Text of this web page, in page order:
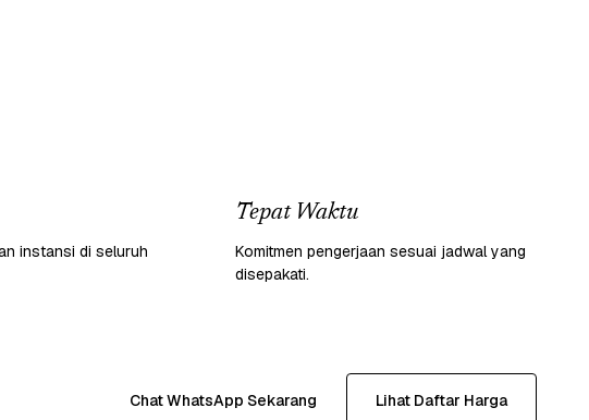
instansi di seluruh
Tepat Waktu
Komitmen pengerjaan sesuai jadwal yang
disepakati.
Chat WhatsApp Sekarang Lihat Daftar Harga